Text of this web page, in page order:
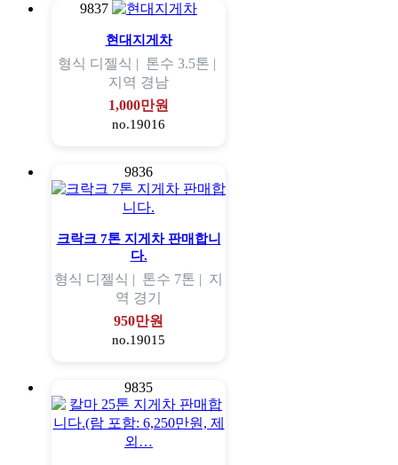
9837
현대지게차
형식 디젤식 | 톤수 3.5톤 |
지역 경남
1,000만원
no.19016
9836
크락크 7톤 지게차 판매합니
다.
형식 디젤식 | 톤수 7톤 | 지
역 경기
950만원
no.19015
9835